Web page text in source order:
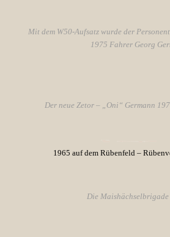
Mit dem W50-Aufsatz wurde der
1975 Fahrer Georg
Der neue Zetor – „Oni“ Germann
1965 auf dem Rübenfeld –
Die Maishächselbrigade